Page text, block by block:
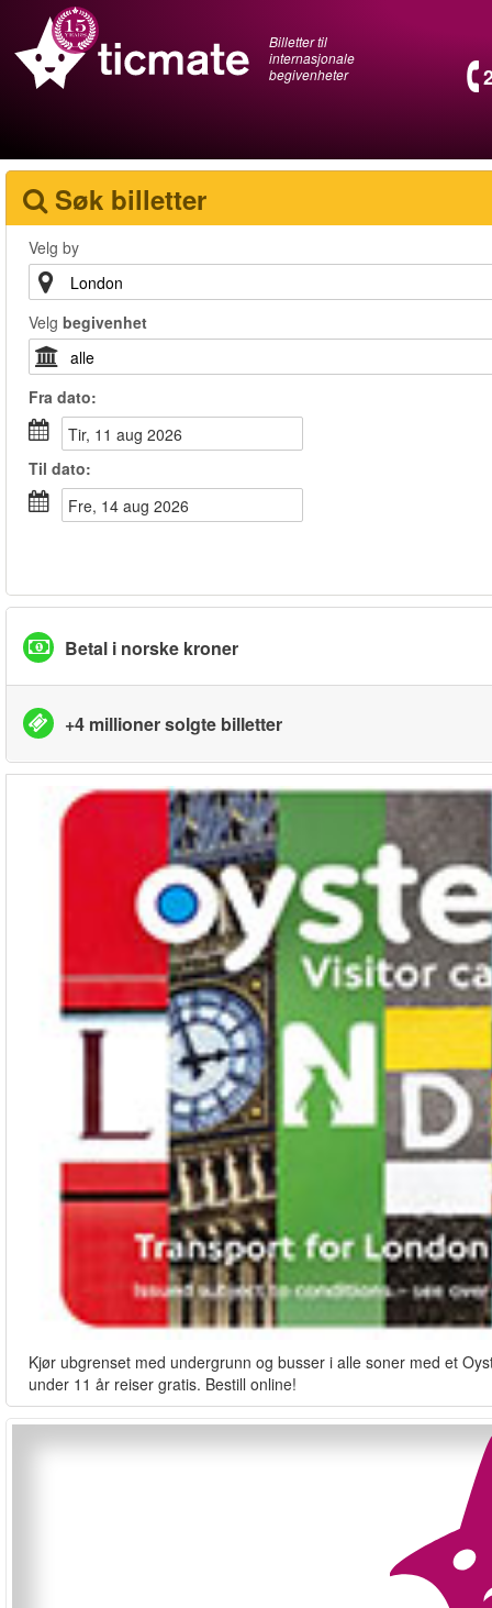
Billetter til
internasjonale
begivenheter
Søk billetter
Velg by
Velg begivenhet
Fra dato:
tir, 11 aug 2026
Til dato:
fre, 14 aug 2026
Betal i norske kroner
+4 millioner solgte billetter
Kjør ubgrenset med undergrunn og busser i alle soner med et
under 11 år reiser gratis. Bestill online!